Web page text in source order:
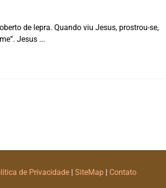
de lepra. Quando viu Jesus, prostrou-se,
Jesus
de Privacidade| SiteMap| Contato